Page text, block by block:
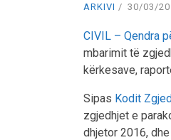
ARKIVI 30/03/
CIVIL – Qendra
mbarimit të
kërkesave,
Sipas Kodit
zgjedhjet e
dhjetor 2016,